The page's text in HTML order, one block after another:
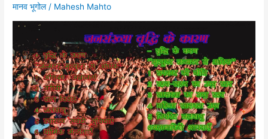
मानव भूगोल/ Mahesh Mahto